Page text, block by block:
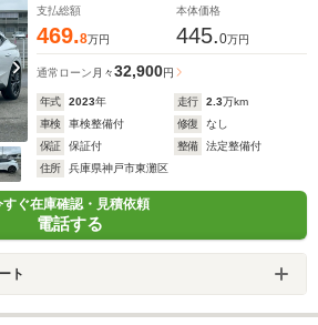
支払総額
469.8万円
本体価格
445.0万円
通常ローン 月々32,900円
年式 2023年 走行 2.3万km
車検
車検整備付 修復
なし
保証
保証付 整備
法定整備付
住所
兵庫県神戸市東灘区
すぐ在庫確認・見積依頼
電話する
ト